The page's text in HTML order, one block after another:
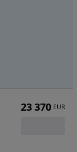
23 370 EUR